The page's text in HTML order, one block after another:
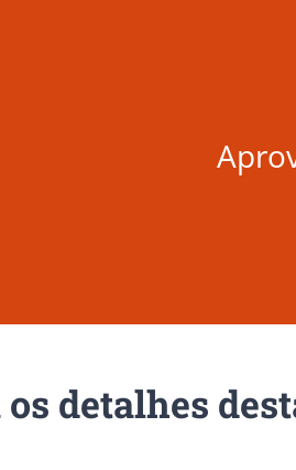
detalhes